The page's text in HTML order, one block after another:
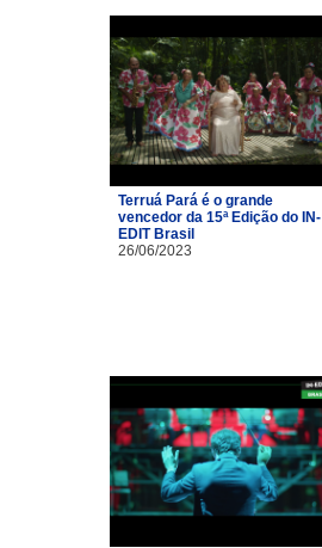
Terruá Pará é o grande
vencedor da 15ª Edição do IN-
EDIT Brasil
26/06/2023